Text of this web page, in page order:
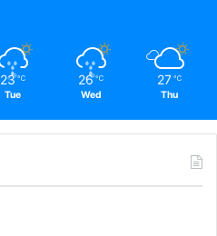
23 ℃
Tue
26 ℃
Wed
27 ℃
Thu